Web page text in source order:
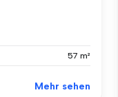
57 m²
Mehr sehen